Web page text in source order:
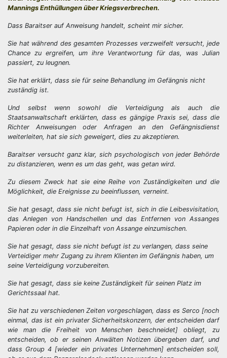
Mannings Enthüllungen über Kriegsverbrechen.
Dass Baraitser auf Anweisung handelt, scheint mir sicher.
Sie hat während des gesamten Prozesses verzweifelt versucht, jede
Chance zu ergreifen, um ihre Verantwortung für das, was Julian
passiert, zu leugnen.
Sie hat erklärt, dass sie für seine Behandlung im Gefängnis nicht
zuständig ist.
Und selbst wenn sowohl die Verteidigung als auch die
Staatsanwaltschaft erklärten, dass es gängige Praxis sei, dass die
Richter Anweisungen oder Anfragen an den Gefängnisdienst
weiterleiten, hat sie sich geweigert, dies zu akzeptieren.
Baraitser versucht ganz klar, sich psychologisch von jeder Behörde
zu distanzieren, wenn es um das geht, was getan wird.
Zu diesem Zweck hat sie eine Reihe von Zuständigkeiten und die
Möglichkeit, die Ereignisse zu beeinflussen, verneint.
Sie hat gesagt, dass sie nicht befugt ist, sich in die Leibesvisitation,
das Anlegen von Handschellen und das Entfernen von Assanges
Papieren oder in die Einzelhaft von Assange einzumischen.
Sie hat gesagt, dass sie nicht befugt ist zu verlangen, dass seine
Verteidiger mehr Zugang zu ihrem Klienten im Gefängnis haben, um
seine Verteidigung vorzubereiten.
Sie hat gesagt, dass sie keine Zuständigkeit für seinen Platz im
Gerichtssaal hat.
Sie hat zu verschiedenen Zeiten vorgeschlagen, dass es Serco [noch
einmal, das ist ein privater Sicherheitskonzern, der entscheiden darf
wie man die Freiheit von Menschen beschneidet] obliegt, zu
entscheiden, ob er seinen Anwälten Notizen übergeben darf, und
dass Group 4 [wieder ein privates Unternehmen] entscheiden soll,